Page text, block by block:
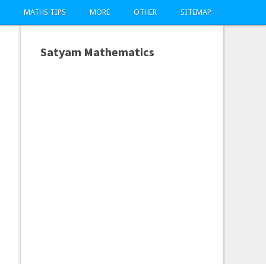
MATHS TIPS MORE OTHER SITEMAP
Satyam Mathematics